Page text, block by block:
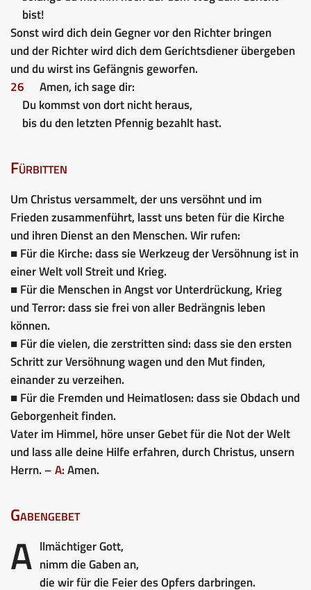
bist!
Sonst wird dich dein Gegner vor den Richter bringen
und der Richter wird dich dem Gerichtsdiener übergeben
und du wirst ins Gefängnis geworfen.
26
Amen, ich sage dir:
Du kommst von dort nicht heraus,
bis du den letzten Pfennig bezahlt hast.
Fürbitten
Um Christus versammelt, der uns versöhnt und im
Frieden zusammenführt, lasst uns beten für die Kirche
und ihren Dienst an den Menschen. Wir rufen:
■ Für die Kirche: dass sie Werkzeug der Versöhnung ist in
einer Welt voll Streit und Krieg.
■ Für die Menschen in Angst vor Unterdrückung, Krieg
und Terror: dass sie frei von aller Bedrängnis leben
können.
■ Für die vielen, die zerstritten sind: dass sie den ersten
Schritt zur Versöhnung wagen und den Mut finden,
einander zu verzeihen.
■ Für die Fremden und Heimatlosen: dass sie Obdach und
Geborgenheit finden.
Vater im Himmel, höre unser Gebet für die Not der Welt
und lass alle deine Hilfe erfahren, durch Christus, unsern
Herrn. –A:Amen.
Gabengebet
A llmächtiger Gott,
nimm die Gaben an,
die wir für die Feier des Opfers darbringen.